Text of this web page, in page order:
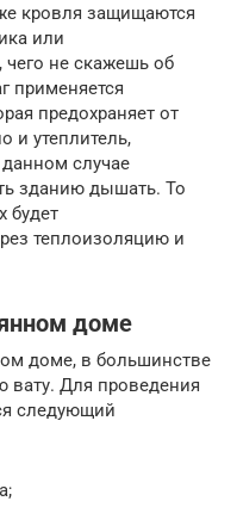
кровля защищаются
или
не скажешь об
применяется
предохраняет от
и утеплитель,
случае
зданию дышать. То
будет
теплоизоляцию и
доме
доме, в большинстве
вату. Для проведения
следующий